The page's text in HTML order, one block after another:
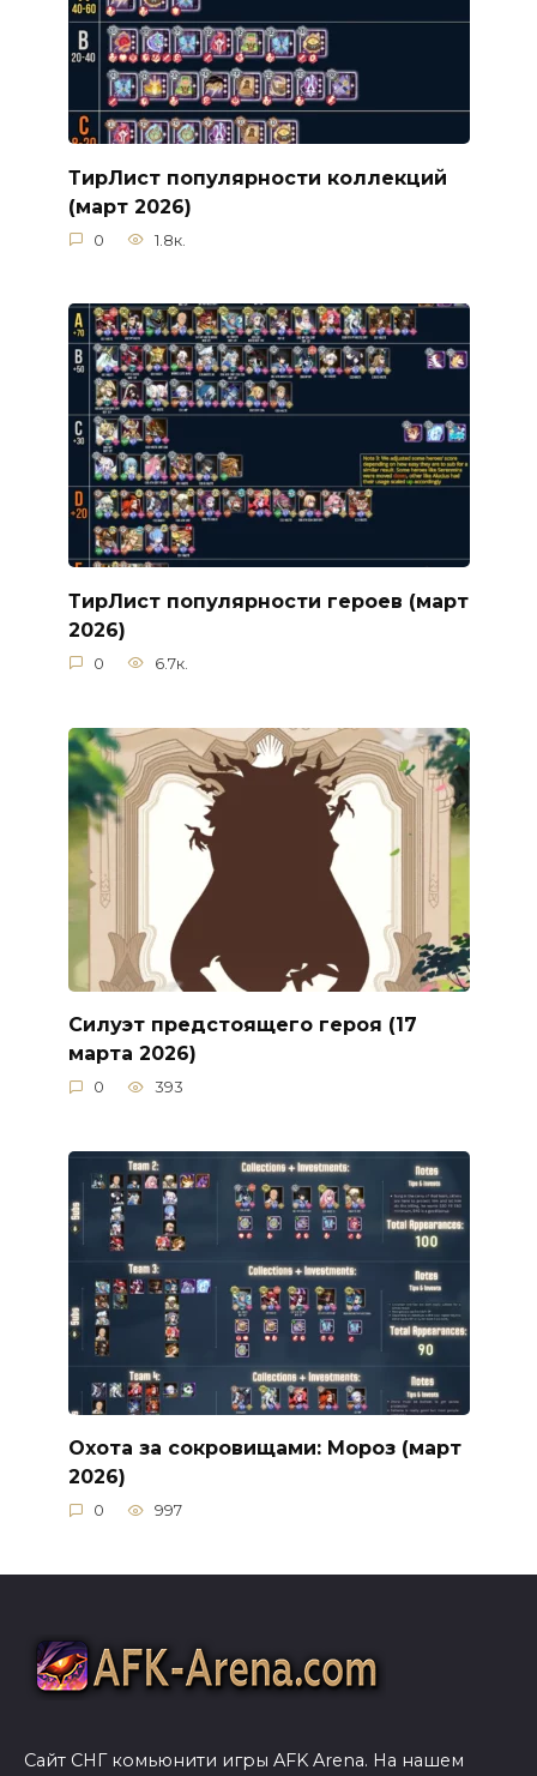
ТирЛист популярности коллекций
(март 2026)
0 1.8к.
ТирЛист популярности героев (март
2026)
0 6.7к.
Силуэт предстоящего героя (17
марта 2026)
0 393
Охота за сокровищами: Мороз (март
2026)
0 997
Сайт СНГ комьюнити игры AFK Arena. На нашем